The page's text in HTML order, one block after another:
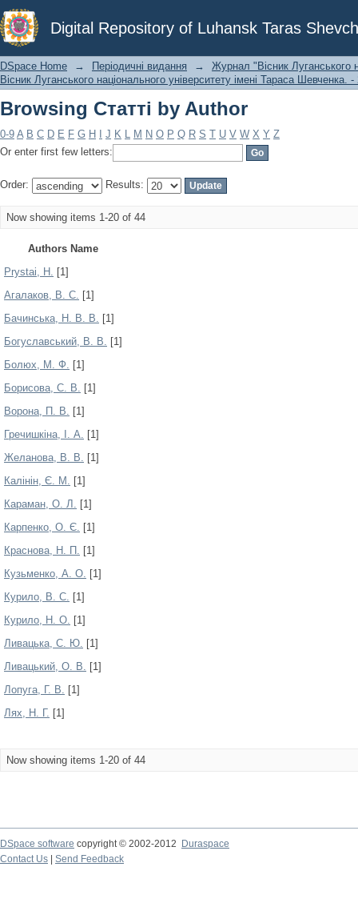
Digital Repository of Luhansk Taras
Browsing Статті by Author
DSpace Home → Періодичні видання →
Журнал "Вісник Луганського
Вісник Луганського національного університету імені Тараса
Browsing Статті by Author
0-9 A B C D E F G H J K L M N O P Q R S T U V W X Y Z
Or enter first few letters:
Order: Results:
Now showing items 1-20 of 44
Authors Name
Prystai, H. [1]
Агалаков, В. С. [1]
Бачинська, Н. В. В. [1]
Богуславський, В. В. [1]
Болюх, М. Ф. [1]
Борисова, С. В. [1]
Ворона, П. В. [1]
Гречишкіна, І. А. [1]
Желанова, В. В. [1]
Калінін, Є. М. [1]
Караман, О. Л. [1]
Карпенко, О. Є. [1]
Краснова, Н. П. [1]
Кузьменко, А. О. [1]
Курило, В. С. [1]
Курило, Н. О. [1]
Ливацька, С. Ю. [1]
Ливацький, О. В. [1]
Лопуга, Г. В. [1]
Лях, Н. Г. [1]
Now showing items 1-20 of 44
DSpace software copyright © 2002-2012
Duraspace
Contact Us
Send Feedback